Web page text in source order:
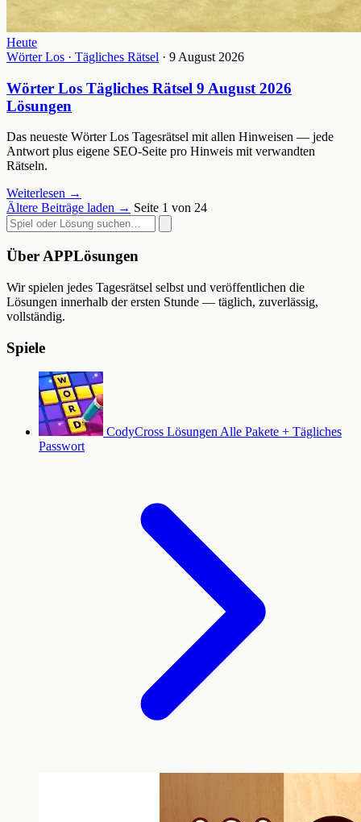
Heute
Wörter Los · Tägliches Rätsel · 9 August 2026
Wörter Los Tägliches Rätsel 9 August 2026
Lösungen
Das neueste Wörter Los Tagesrätsel mit allen Hinweisen — jede
Antwort plus eigene SEO-Seite pro Hinweis mit verwandten
Rätseln.
Weiterlesen →
Ältere Beiträge laden → Seite 1 von 24
Über APPLösungen
Wir spielen jedes Tagesrätsel selbst und veröffentlichen die
Lösungen innerhalb der ersten Stunde — täglich, zuverlässig,
vollständig.
Spiele
CodyCross Lösungen Alle Pakete + Tägliches
Passwort